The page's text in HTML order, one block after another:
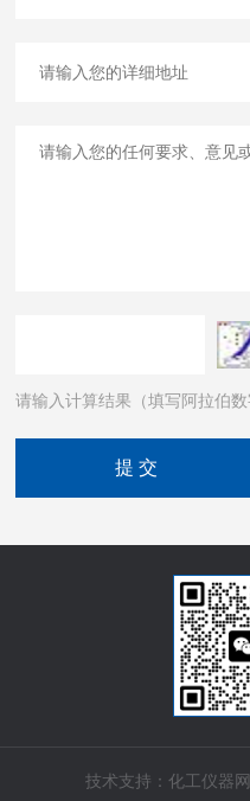
请输入计算结果（填写阿拉伯
技术支持： 化工仪器网